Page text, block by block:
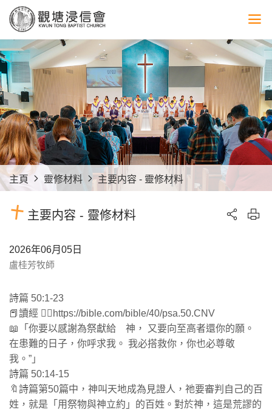
主頁 靈修材料 主要内容 - 靈修材料
主要内容 - 靈修材料
2026年06月05日
盧桂芳牧師
詩篇 50:1-23
📕讀經 👉🏻https://bible.com/bible/40/psa.50.CNV
📖「你要以感謝為祭獻給 神， 又要向至高者還你的願。
在患難的日子，你呼求我。 我必搭救你，你也必尊敬
我。”」
詩篇 50:14-15
🔖詩篇第50篇中，神叫天地成為見證人，祂要審判自己的百
姓，就是「用祭物與神立約」的百姓。對於神，這是荒謬的